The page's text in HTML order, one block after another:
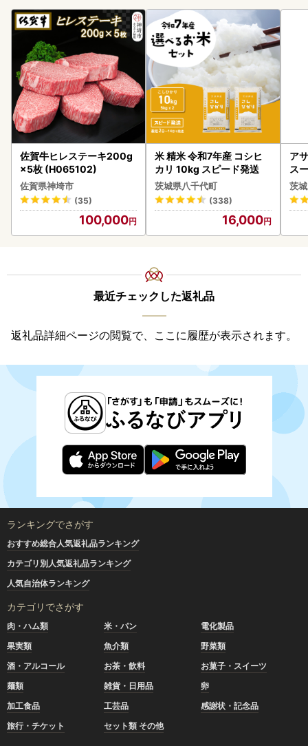
佐賀牛ヒレステーキ200g
×5枚 (H065102)
佐賀県神埼市
(35)
100,000
米 精米 令和7年産 コシヒ
カリ 10kg スピード発送
茨城県八千代町
(338)
16,000
ア
ス
8本
茨
最近チェックした返礼品
返礼品詳細ページの閲覧で、ここに履歴が表示されます。
ランキングでさがす
おすすめ総合人気返礼品ランキング
カテゴリ別人気返礼品ランキング
人気自治体ランキング
カテゴリでさがす
肉・ハム類 米・パン
電化製品
果実類
魚介類
野菜類
酒・アルコール
お茶・飲料
お菓子・スイーツ
麺類
雑貨・日用品
卵
加工食品
工芸品
感謝状・記念品
旅行・チケット
セット類 その他